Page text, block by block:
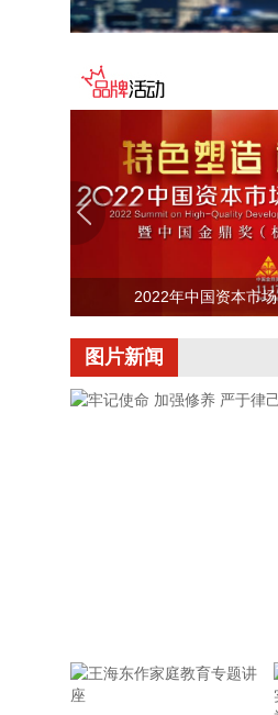
今年第13号台风“白海豚”
做好六个方面重点工作。一
要突出抓好山洪灾害防御。
好城市外洪内涝防御。六
2026-08-07 22:14:22
美股存储股走低，美光科
5%，闪迪跌超3%，西部
9%。
冠盛股份7月投资者关系活
度，国网温州供电公司提
议，双方将充分发挥各自
互补，加快培育新质生产
2022年中国资本市场
图片新闻